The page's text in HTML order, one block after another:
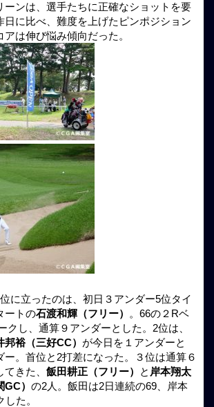
ーンは、選手たちに正確なショットを要
日に比べ、難度を上げたピンポジション
は伸び悩み傾向だった。
に立ったのは、初日３アンダー5位タイ
ートの石渡和輝（フリー）
。66の２Rベ
クし、通算９アンダーとした。2位は、
邦裕（三好CC） が今日を１アンダーと
ー。首位と2打差になった。３位は通算６
きた、 飯田耕正（フリー） と 岸本翔太
） の2人。飯田は2日連続の69、岸本
た。